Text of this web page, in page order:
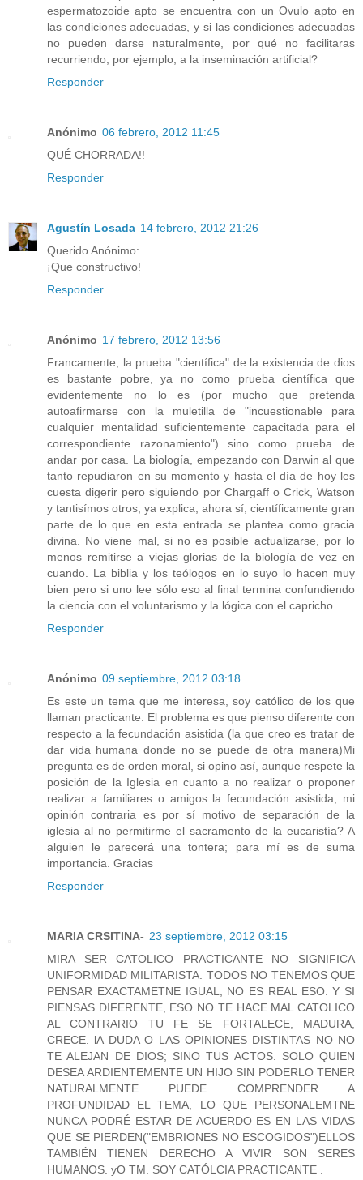
espermatozoide apto se encuentra con un Ovulo apto en
las condiciones adecuadas, y si las condiciones adecuadas
no pueden darse naturalmente, por qué no facilitaras
recurriendo, por ejemplo, a la inseminación artificial?
Responder
Anónimo 06 febrero, 2012 11:45
QUÉ CHORRADA!!
Responder
Agustín Losada 14 febrero, 2012 21:26
Querido Anónimo:
¡Que constructivo!
Responder
Anónimo 17 febrero, 2012 13:56
Francamente, la prueba "científica" de la existencia de dios
es bastante pobre, ya no como prueba científica que
evidentemente no lo es (por mucho que pretenda
autoafirmarse con la muletilla de "incuestionable para
cualquier mentalidad suficientemente capacitada para el
correspondiente razonamiento") sino como prueba de
andar por casa. La biología, empezando con Darwin al que
tanto repudiaron en su momento y hasta el día de hoy les
cuesta digerir pero siguiendo por Chargaff o Crick, Watson
y tantisímos otros, ya explica, ahora sí, científicamente gran
parte de lo que en esta entrada se plantea como gracia
divina. No viene mal, si no es posible actualizarse, por lo
menos remitirse a viejas glorias de la biología de vez en
cuando. La biblia y los teólogos en lo suyo lo hacen muy
bien pero si uno lee sólo eso al final termina confundiendo
la ciencia con el voluntarismo y la lógica con el capricho.
Responder
Anónimo 09 septiembre, 2012 03:18
Es este un tema que me interesa, soy católico de los que
llaman practicante. El problema es que pienso diferente con
respecto a la fecundación asistida (la que creo es tratar de
dar vida humana donde no se puede de otra manera)Mi
pregunta es de orden moral, si opino así, aunque respete la
posición de la Iglesia en cuanto a no realizar o proponer
realizar a familiares o amigos la fecundación asistida; mi
opinión contraria es por sí motivo de separación de la
iglesia al no permitirme el sacramento de la eucaristía? A
alguien le parecerá una tontera; para mí es de suma
importancia. Gracias
Responder
MARIA CRSITINA- 23 septiembre, 2012 03:15
MIRA SER CATOLICO PRACTICANTE NO SIGNIFICA
UNIFORMIDAD MILITARISTA. TODOS NO TENEMOS QUE
PENSAR EXACTAMETNE IGUAL, NO ES REAL ESO. Y SI
PIENSAS DIFERENTE, ESO NO TE HACE MAL CATOLICO
AL CONTRARIO TU FE SE FORTALECE, MADURA,
CRECE. lA DUDA O LAS OPINIONES DISTINTAS NO NO
TE ALEJAN DE DIOS; SINO TUS ACTOS. SOLO QUIEN
DESEA ARDIENTEMENTE UN HIJO SIN PODERLO TENER
NATURALMENTE PUEDE COMPRENDER A
PROFUNDIDAD EL TEMA, LO QUE PERSONALEMTNE
NUNCA PODRÉ ESTAR DE ACUERDO ES EN LAS VIDAS
QUE SE PIERDEN("EMBRIONES NO ESCOGIDOS")ELLOS
TAMBIÉN TIENEN DERECHO A VIVIR SON SERES
HUMANOS. yO TM. SOY CATÓLCIA PRACTICANTE .